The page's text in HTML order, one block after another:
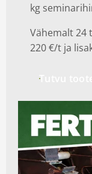
kg
Vähemalt 24
220 €/t ja
Tutvu
Meist
Iseteenindus